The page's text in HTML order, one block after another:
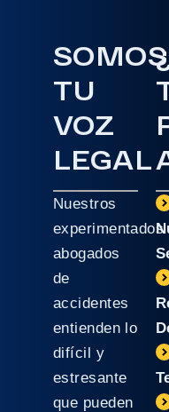
SOMOS
TU
VOZ
LEGAL
Nuestros
experimentados
abogados
de
accidentes
entienden lo
difícil y
estresante
que pueden